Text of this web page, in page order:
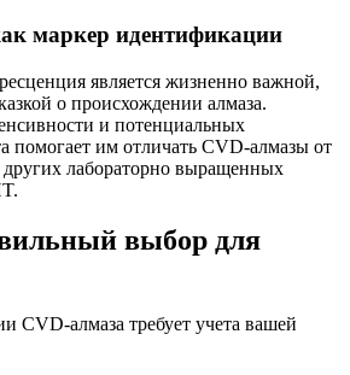
маркер идентификации
является жизненно важной,
о происхождении алмаза.
и потенциальных
помогает им отличать CVD-алмазы от
лабораторно выращенных
выбор для
CVD-алмаза требует учета вашей